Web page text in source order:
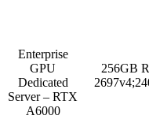
Enterprise
GPU
Dedicated
Server – RTX
A6000
256GB